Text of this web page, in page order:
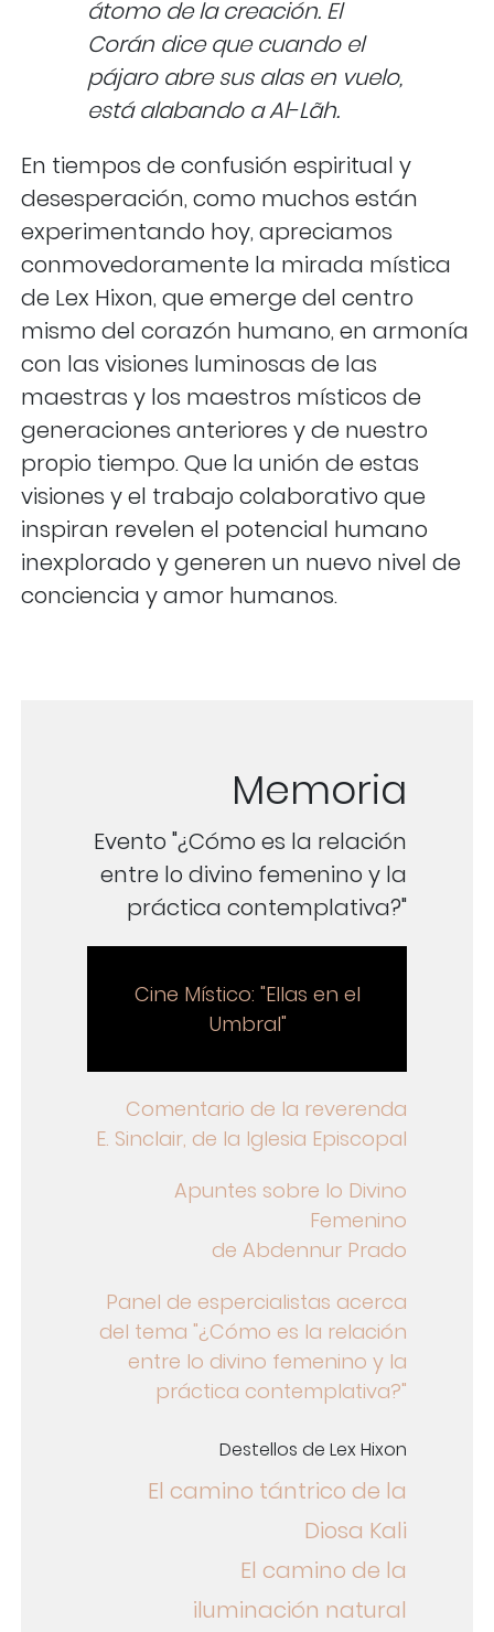
Memoria
Evento "¿Cómo es la relación
entre lo divino femenino y la
práctica contemplativa?"
Cine Místico: "Ellas en el
Umbral"
Comentario de la reverenda
E. Sinclair, de la Iglesia Episcopal
Apuntes sobre lo Divino
Femenino
de Abdennur Prado
Panel de espercialistas acerca
del tema "¿Cómo es la relación
entre lo divino femenino y la
práctica contemplativa?"
Destellos de Lex Hixon
El camino tántrico de la
Diosa Kali
El camino de la
iluminación natural
átomo de la creación. El
Corán dice que cuando el
pájaro abre sus alas en vuelo,
está alabando a Al-Lãh.
En tiempos de confusión espiritual y
desesperación, como muchos están
experimentando hoy, apreciamos
conmovedoramente la mirada mística
de Lex Hixon, que emerge del centro
mismo del corazón humano, en armonía
con las visiones luminosas de las
maestras y los maestros místicos de
generaciones anteriores y de nuestro
propio tiempo. Que la unión de estas
visiones y el trabajo colaborativo que
inspiran revelen el potencial humano
inexplorado y generen un nuevo nivel de
conciencia y amor humanos.